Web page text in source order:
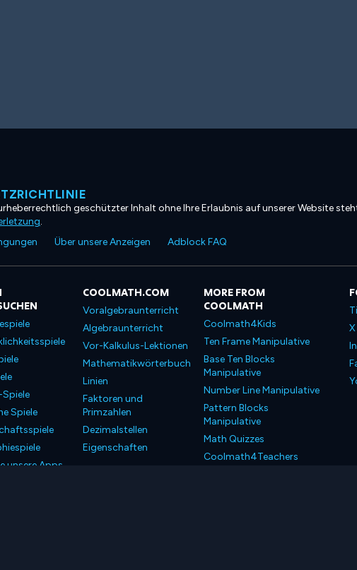
geschützter Inhalt ohne Ihre Erlaubnis auf unserer Website
.
Über unsere Anzeigen Adblock FAQ
Spiele
unsere Apps
COOLMATH.COM
Voralgebraunterricht
Algebraunterricht
Vor-Kalkulus-Lektionen
Mathematikwörterbuch
Linien
Faktoren und
Primzahlen
Dezimalstellen
Eigenschaften
MORE FROM
COOLMATH
Coolmath4Kids
Ten Frame Manipulative
Base Ten Blocks
Manipulative
Number Line Manipulative
Pattern Blocks
Manipulative
Math Quizzes
Coolmath4Teachers